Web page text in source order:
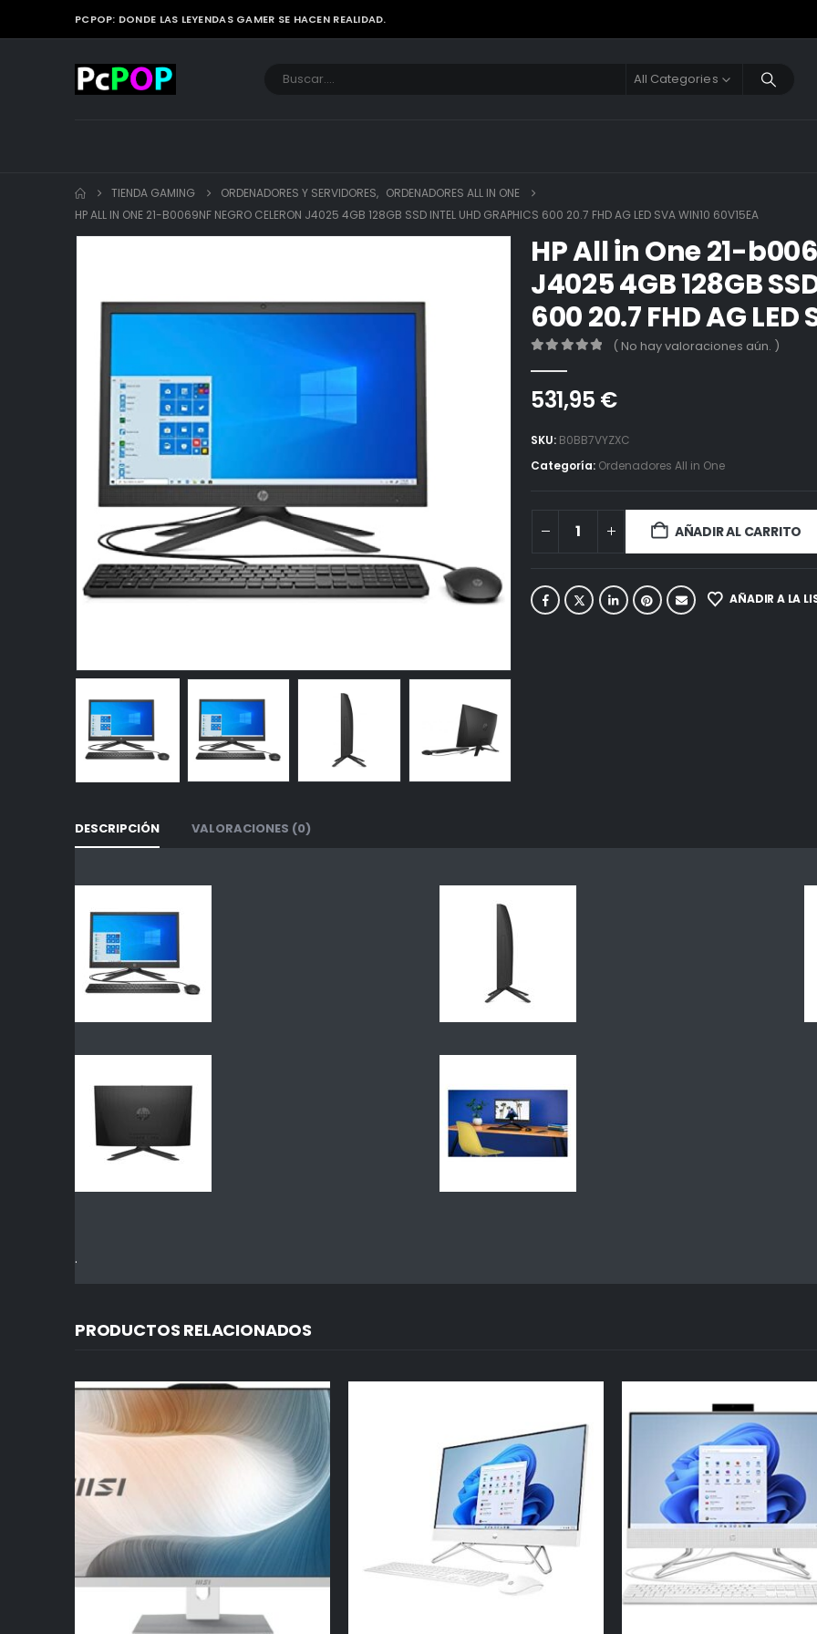
PCPOP: DONDE LAS LEYENDAS GAMER SE HACEN REALIDAD.
All Categories
TIENDA GAMING ORDENADORES Y SERVIDORES, ORDENADORES ALL IN ONE
HP ALL IN ONE 21-B0069NF NEGRO CELERON J4025 4GB 128GB SSD INTEL UHD GRAPHICS 600 20.7 FHD AG LED SVA WIN10 60V15EA
HP All in One 21-
J4025 4GB 128GB
600 20.7 FHD AG
( No hay valoraciones aún. )
531,95 €
SKU: B0BB7VYZXC
Categoría: Ordenadores All in One
AÑADIR AL CARRITO
AÑADIR A LA
DESCRIPCIÓN VALORACIONES (0)
.
PRODUCTOS RELACIONADOS